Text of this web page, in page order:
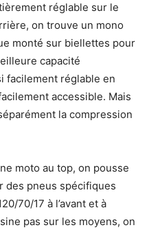
réglable sur le
on trouve un mono
monté sur biellettes pour
capacité
facilement réglable en
accessible. Mais
la compression
moto au top, on pousse
des pneus spécifiques
70/17 à l’avant et à
pas sur les moyens, on